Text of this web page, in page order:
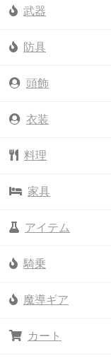
武器
防具
頭飾
衣装
料理
家具
アイテム
騎乗
魔導ギア
カート